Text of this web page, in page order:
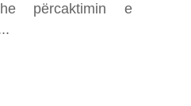
përcaktimin e